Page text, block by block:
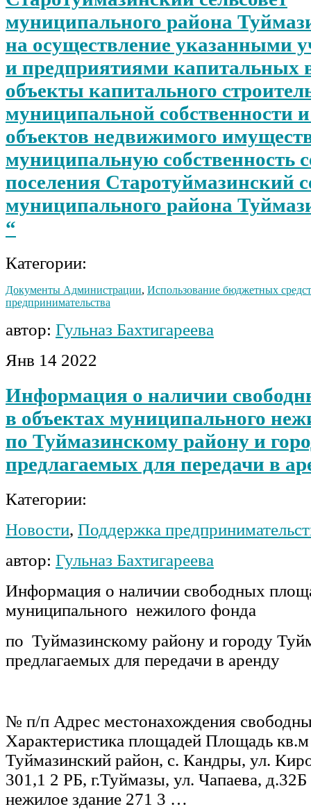
муниципального района
на осуществление указанными
и предприятиями капитальных
объекты капитального
муниципальной собственности
объектов недвижимого
муниципальную собственность
поселения Старотуймазинский
муниципального района
“
Категории:
Документы Администрации, Использование бюджетных
предпринимательства
автор: Гульназ Бахтигареева
Янв 14 2022
Информация о наличии
в объектах муниципального
по Туймазинскому району и
предлагаемых для передачи в
Категории:
Новости, Поддержка
автор: Гульназ Бахтигареева
Информация о наличии свободных
муниципального нежилого фонда
по Туймазинскому району и городу
предлагаемых для передачи в аренду
№ п/п Адрес местонахождения
Характеристика площадей Площадь
Туймазинский район, с. Кандры, ул.
301,1 2 РБ, г.Туймазы, ул. Чапаева,
нежилое здание 271 3 …